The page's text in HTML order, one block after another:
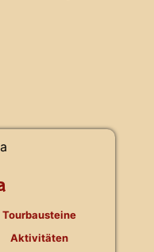
Tourbausteine
Aktivitäten